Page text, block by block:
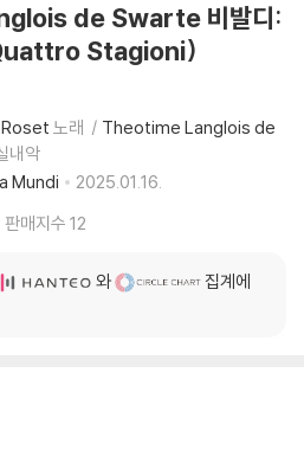
de Swarte 비발디:
Stagioni)
노래
Theotime Langlois de
내악
Mundi
2025.01.16.
판매지수 12
와
집계에